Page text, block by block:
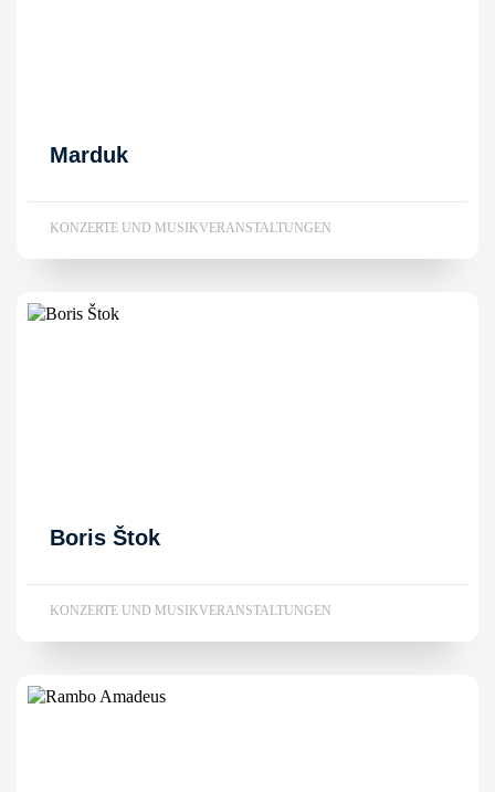
Marduk
KONZERTE UND MUSIKVERANSTALTUNGEN
Boris Štok
KONZERTE UND MUSIKVERANSTALTUNGEN